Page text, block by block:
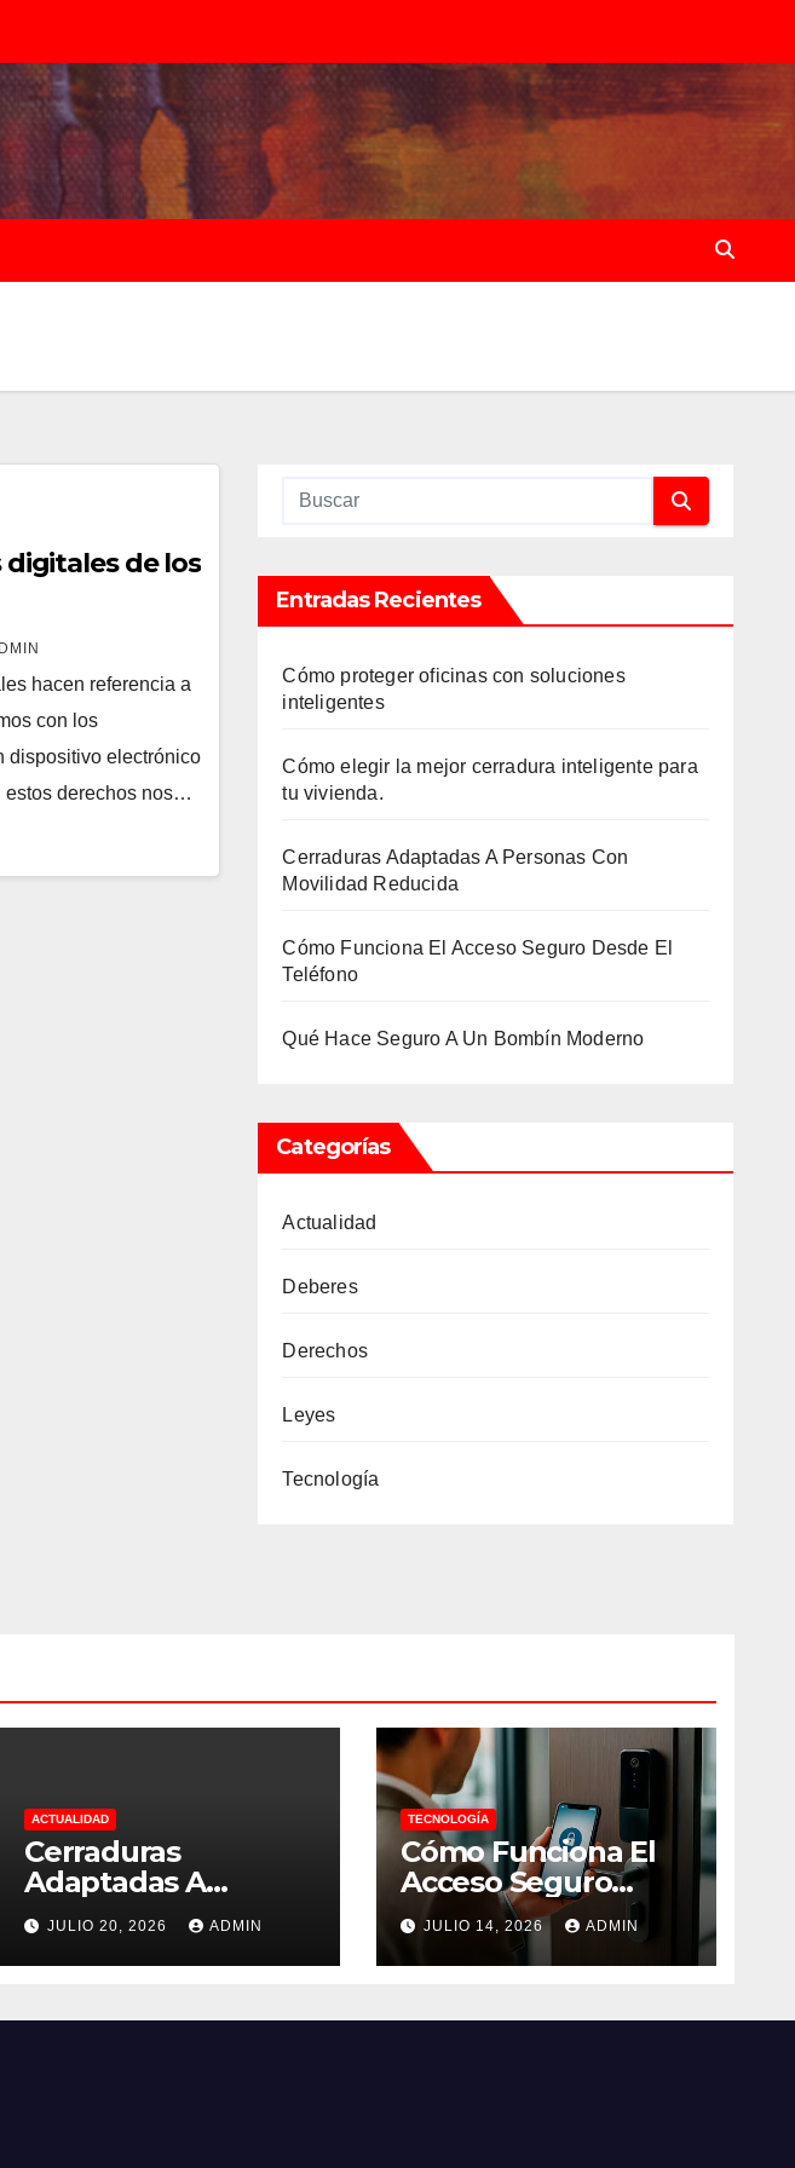
digitales de los
hacen referencia a
con los
dispositivo electrónico
estos derechos nos…
Entradas Recientes
Cómo proteger oficinas con soluciones
inteligentes
Cómo elegir la mejor cerradura inteligente para
tu vivienda.
Cerraduras Adaptadas A Personas Con
Movilidad Reducida
Cómo Funciona El Acceso Seguro Desde El
Teléfono
Qué Hace Seguro A Un Bombín Moderno
Categorías
Actualidad
Deberes
Derechos
Leyes
Tecnología
ACTUALIDAD
Cerraduras
Adaptadas A
Personas Con
Movilidad Reducida
JULIO 20, 2026 ADMIN
TECNOLOGÍA
Cómo Funciona El
Acceso Seguro
Desde El Teléfono
JULIO 14, 2026 ADMIN